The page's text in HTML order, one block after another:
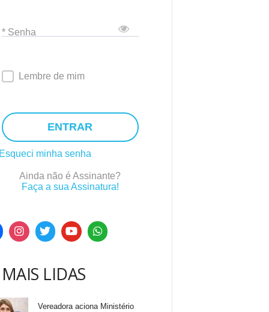
* Senha
Lembre de mim
ENTRAR
minha senha
Ainda não é Assinante?
Faça a sua Assinatura!
LIDAS
Vereadora aciona Ministério